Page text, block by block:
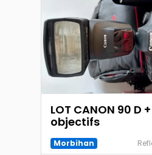
LOT CANON 90 D +
objectifs
Morbihan